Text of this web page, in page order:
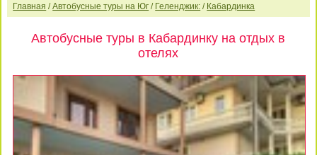
Главная /Автобусные туры на Юг / Геленджик: / Кабардинка
Автобусные туры в Кабардинку на отдых в
отелях